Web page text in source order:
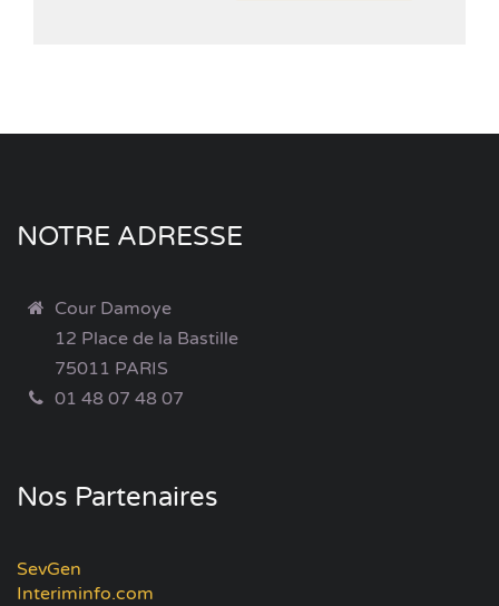
NOTRE ADRESSE
Cour Damoye
12 Place de la Bastille
75011 PARIS
01 48 07 48 07
Nos Partenaires
SevGen
Interiminfo.com